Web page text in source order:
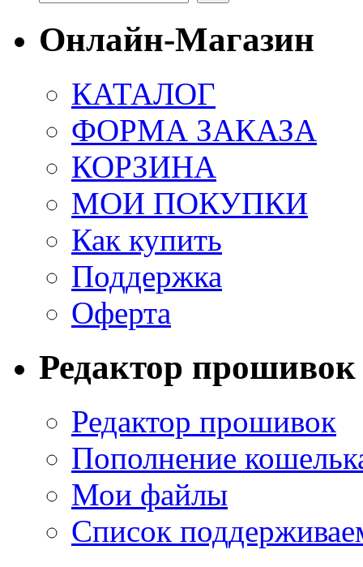
Онлайн-Магазин
КАТАЛОГ
ФОРМА ЗАКАЗА
КОРЗИНА
МОИ ПОКУПКИ
Как купить
Поддержка
Оферта
Редактор прошивок
Редактор прошивок
Пополнение
Мои файлы
Список